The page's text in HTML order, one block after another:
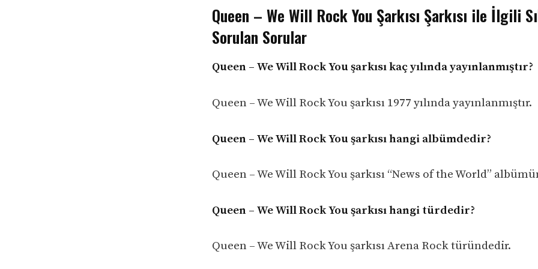
Queen – We Will Rock You Şarkısı Şarkısı ile İlgili
Sorulan Sorular
Queen – We Will Rock You şarkısı kaç yılında yayınlanmıştır?
Queen – We Will Rock You şarkısı 1977 yılında yayınlanmıştır.
Queen – We Will Rock You şarkısı hangi albümdedir?
Queen – We Will Rock You şarkısı “News of the World”
Queen – We Will Rock You şarkısı hangi türdedir?
Queen – We Will Rock You şarkısı Arena Rock türündedir.